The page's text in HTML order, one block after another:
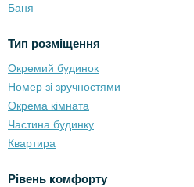
Баня
Тип розміщення
Окремий будинок
Номер зі зручностями
Окрема кімната
Частина будинку
Квартира
Рівень комфорту